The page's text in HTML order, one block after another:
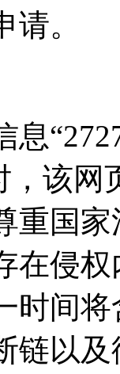
。
息
，该
重国
在侵
时间
链以